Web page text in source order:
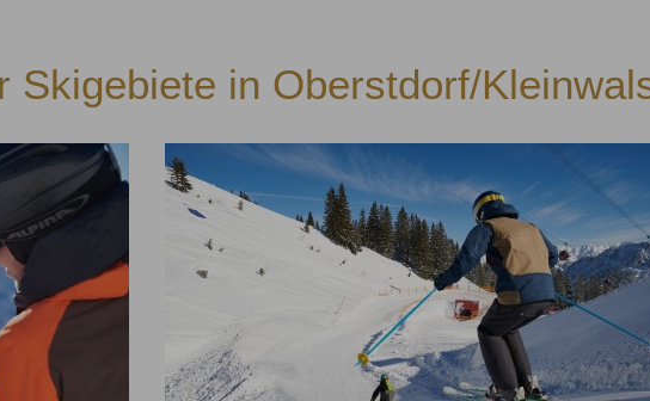
Skigebiete in Oberstdorf/